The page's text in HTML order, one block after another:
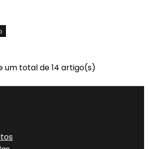
um total de 14 artigo(s)